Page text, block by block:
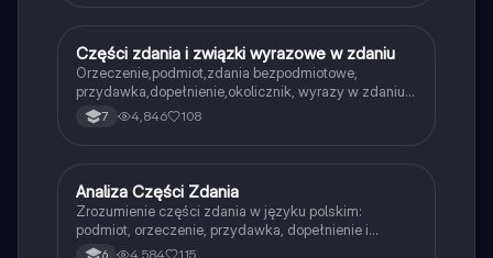
Język polski
Części zdania i związki wyrazowe w zdaniu
Orzeczenie,podmiot,zdania bezpodmiotowe,
przydawka,dopełnienie,okolicznik, wyrazy w zdaniu-
związki
7 4,846 108
Język polski
Analiza Części Zdania
Zrozumienie części zdania w języku polskim:
podmiot, orzeczenie, przydawka, dopełnienie i
okolicznik. Ta notatka zawiera szczegółowe definicje
6 4,584 115